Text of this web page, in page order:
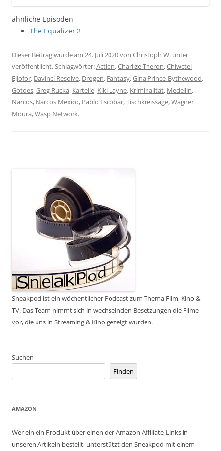
ähnliche Episoden:
The Equalizer 2
Dieser Beitrag wurde am 24. Juli 2020von Christoph W. unter
veröffentlicht. Schlagwörter:Action,Charlize Theron,Chiwetel
Ejiofor, Davinci Resolve, Drogen, Fantasy,Gina Prince-Bythewood,
Gotoes,Greg Rucka, Kartelle, Kiki Layne, Kriminalität, Medellin,
Narcos, Narcos Mexico, Pablo Escobar,Tischkreissäge,Wagner
Moura,Wasp Network.
Sneakpod ist ein wöchentlicher Podcast zum Thema Film, Kino &
TV. Das Team nimmt sich in wechselnden Besetzungen die Filme
vor, die uns in Streaming & Kino gezeigt wurden.
Suchen
Finden
AMAZON
Wer ein ein Produkt über einen der Amazon Affiliate-Links in
unseren Artikeln bestellt, unterstützt den Sneakpod mit einem